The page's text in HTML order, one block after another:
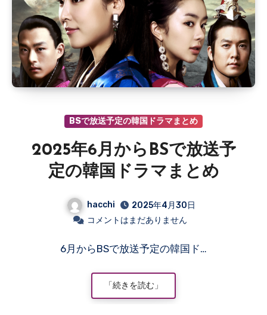
BSで放送予定の韓国ドラマまとめ
2025年6月からBSで放送予
定の韓国ドラマまとめ
hacchi
2025年4月30日
コメントはまだありません
6月からBSで放送予定の韓国ド…
「続きを読む」